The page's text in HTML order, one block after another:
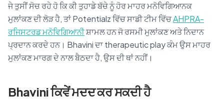
ਜੇ ਤੁਸੀਂ ਸੋਚ ਰਹੇ ਹੋ ਕਿ ਕੀ ਤੁਹਾਡੇ ਬੱਚੇ ਨੂੰ ਹੋਰ ਮਾਹਰ ਮਨੋਵਿਗਿਆਨਕ
ਮੁਲਾਂਕਣ ਦੀ ਲੋੜ ਹੈ, ਤਾਂ Potentialz ਵਿੱਚ ਸਾਡੀ ਟੀਮ ਵਿੱਚAHPRA-
ਰਜਿਸਟਰਡ ਮਨੋਵਿਗਿਆਨੀਸ਼ਾਮਲ ਹਨ ਜੋ ਰਸਮੀ ਮੁਲਾਂਕਣ ਅਤੇ ਨਿਦਾਨ
ਪ੍ਰਦਾਨ ਕਰਦੇ ਹਨ। Bhavini ਦਾ therapeutic play ਕੰਮ ਉਸ ਮਾਹਰ
ਮੁਲਾਂਕਣ ਮਾਰਗ ਦੇ ਨਾਲ ਬੈਠਦਾ ਹੈ, ਉਸ ਦੀ ਥਾਂ ਨਹੀਂ।
Bhavini ਕਿਵੇਂ ਮਦਦ ਕਰ ਸਕਦੀ ਹੈ